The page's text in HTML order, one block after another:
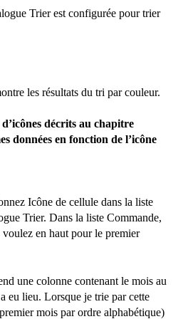
Trier est configurée pour trier
les résultats du tri par couleur.
décrits au chapitre
données en fonction de l’icône
Icône de cellule dans la liste
Trier. Dans la liste Commande,
en haut pour le premier
une colonne contenant le mois au
eu lieu. Lorsque je trie par cette
mois par ordre alphabétique)